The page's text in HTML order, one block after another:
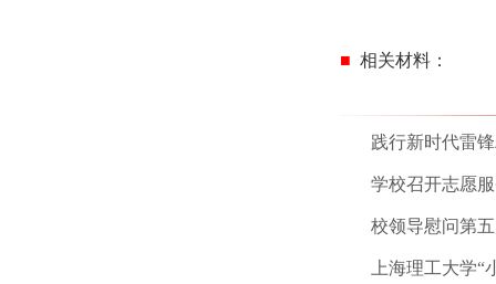
■ 相关材料 ：
践行新时代雷
学校召开志愿
校领导慰问第
上海理工大学“